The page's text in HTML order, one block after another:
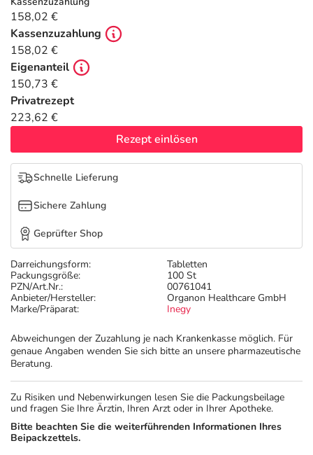
Tierapotheke
Vitamine & Mineralstoffe
Marken
Salus Deals
Darreichungsform:
Tabletten
Packungsgröße:
100 St
PZN/Art.Nr.:
00761041
Anbieter/Hersteller:
Organon Healthcare GmbH
Marke/Präparat:
Inegy
Abweichungen der Zuzahlung je nach Krankenkasse möglich. Für
genaue Angaben wenden Sie sich bitte an unsere pharmazeutische
Beratung.
158,02 €
Kassenzuzahlung
158,02 €
Eigenanteil
150,73 €
Privatrezept
223,62 €
Rezept einlösen
Schnelle Lieferung
Sichere Zahlung
Geprüfter Shop
Zu Risiken und Nebenwirkungen lesen Sie die Packungsbeilage
und fragen Sie Ihre Ärztin, Ihren Arzt oder in Ihrer Apotheke.
Bitte beachten Sie die weiterführenden Informationen Ihres
Beipackzettels.